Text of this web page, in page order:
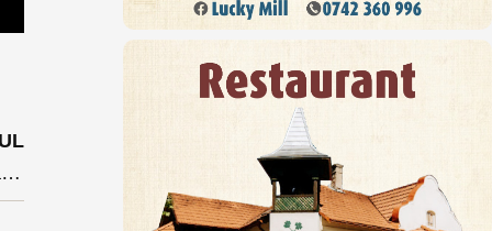
Polițiștii bistrițeni l-au săltat din pat pe un individ urmărit pentru sechestrarea și exploatarea sexuală a unei femei în Germania în urmă cu doi ani